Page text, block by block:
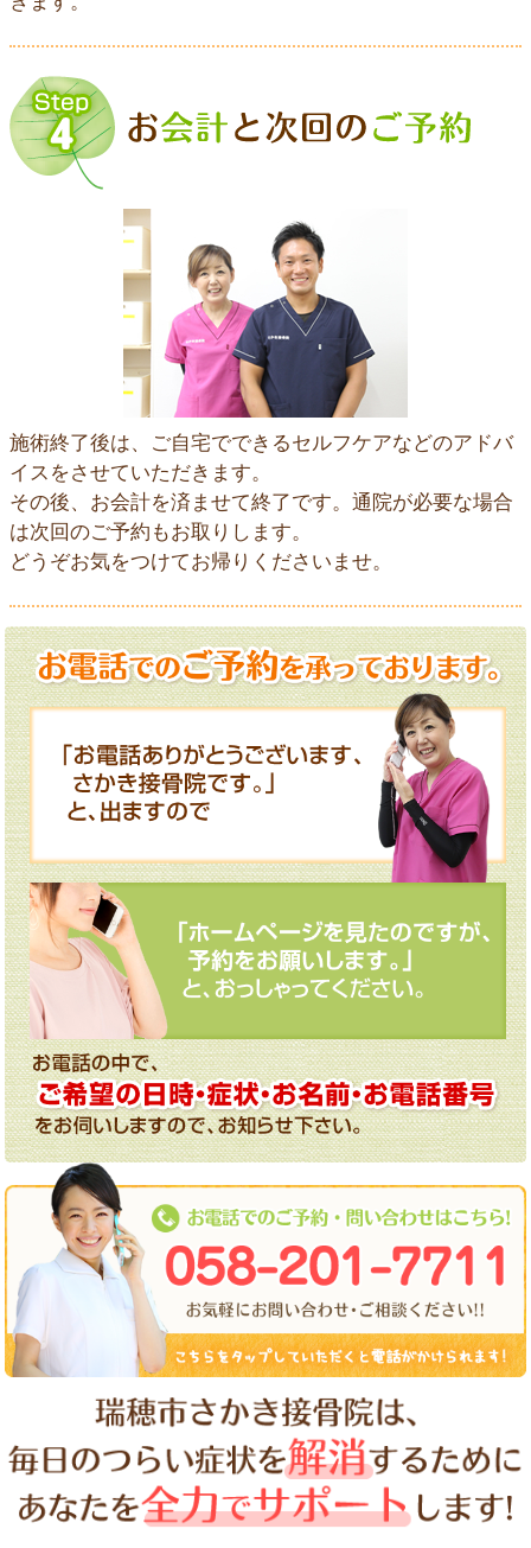
施術終了後は、ご自宅でできるセルフケアなどのアドバ
イスをさせていただきます。
その後、お会計を済ませて終了です。通院が必要な場合
は次回のご予約もお取りします。
どうぞお気をつけてお帰りくださいませ。